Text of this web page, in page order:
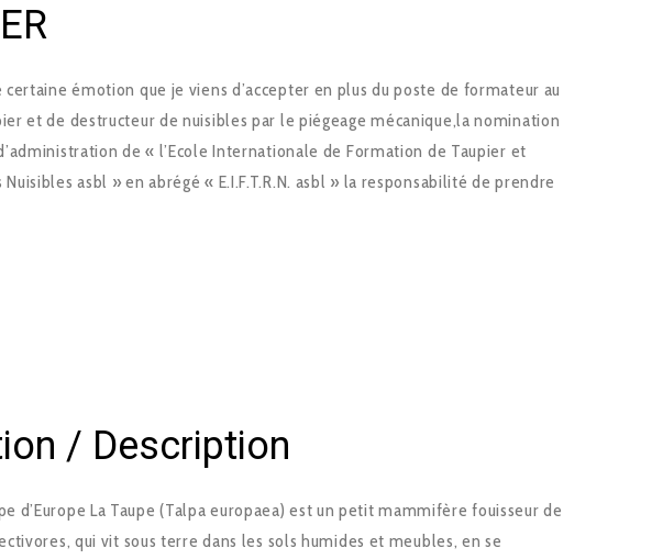
certaine émotion que je viens d’accepter en plus du poste de formateur au
et de destructeur de nuisibles par le piégeage mécanique,la nomination
de « l’Ecole Internationale de Formation de Taupier et
Nuisibles asbl » en abrégé « E.I.F.T.R.N. asbl » la responsabilité de prendre
/ Description
d’Europe La Taupe (Talpa europaea) est un petit mammifère fouisseur de
qui vit sous terre dans les sols humides et meubles, en se